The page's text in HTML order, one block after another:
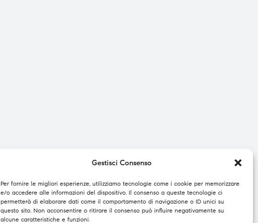
Gestisci Consenso
Per fornire le migliori esperienze, utilizziamo tecnologie come i cookie per memorizzare
e/o accedere alle informazioni del dispositivo. Il consenso a queste tecnologie ci
permetterà di elaborare dati come il comportamento di navigazione o ID unici su
questo sito. Non acconsentire o ritirare il consenso può influire negativamente su
alcune caratteristiche e funzioni.